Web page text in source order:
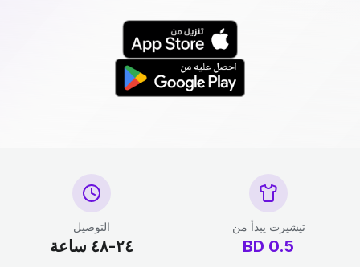
تيشيرت يبدأ من
0.5
BD
التوصيل
٢٤-٤٨ ساعة